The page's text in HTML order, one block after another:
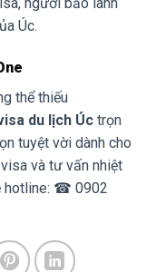
Úc.
thể thiếu
du lịch Úc trọn
tuyệt vời dành cho
và tư vấn nhiệt
hotline: ☎ 0902